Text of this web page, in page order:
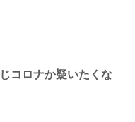
コロナか疑いたくな